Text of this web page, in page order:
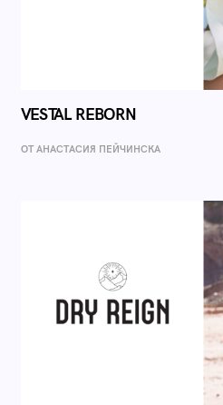
VESTAL REBORN
ОТ AНАСТАСИЯ ПЕЙЧИНСКА